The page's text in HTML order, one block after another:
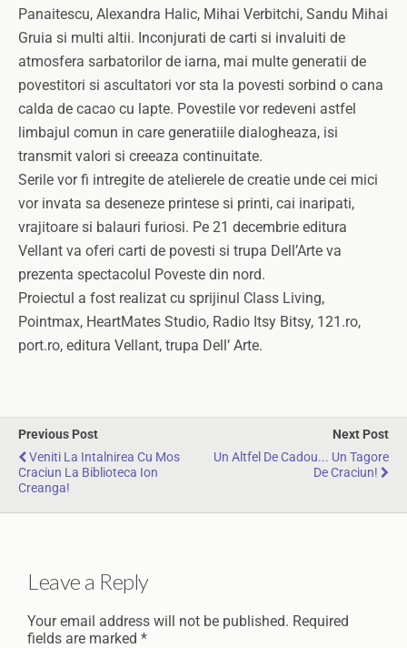
Panaitescu, Alexandra Halic, Mihai Verbitchi, Sandu Mihai
Gruia si multi altii. Inconjurati de carti si invaluiti de
atmosfera sarbatorilor de iarna, mai multe generatii de
povestitori si ascultatori vor sta la povesti sorbind o cana
calda de cacao cu lapte. Povestile vor redeveni astfel
limbajul comun in care generatiile dialogheaza, isi
transmit valori si creeaza continuitate.
Serile vor fi intregite de atelierele de creatie unde cei mici
vor invata sa deseneze printese si printi, cai inaripati,
vrajitoare si balauri furiosi. Pe 21 decembrie editura
Vellant va oferi carti de povesti si trupa Dell’Arte va
prezenta spectacolul Poveste din nord.
Proiectul a fost realizat cu sprijinul Class Living,
Pointmax, HeartMates Studio, Radio Itsy Bitsy, 121.ro,
port.ro, editura Vellant, trupa Dell’ Arte.
Previous Post
Veniti La Intalnirea Cu Mos
Craciun La Biblioteca Ion
Creanga!
Next Post
Un Altfel De Cadou... Un Tagore
De Craciun!
Leave a Reply
Your email address will not be published. Required
fields are marked *